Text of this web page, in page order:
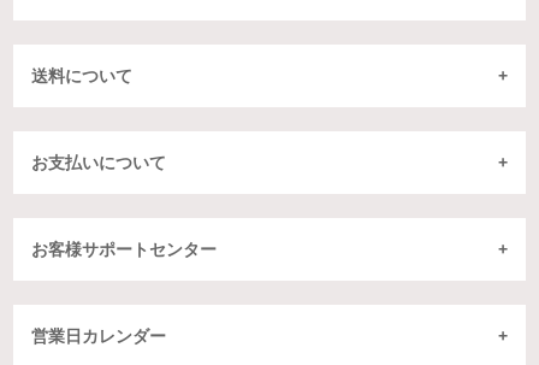
送料について
お支払いについて
お客様サポートセンター
営業日カレンダー